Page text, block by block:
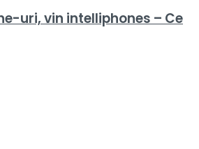
uri, vin intelliphones – Ce